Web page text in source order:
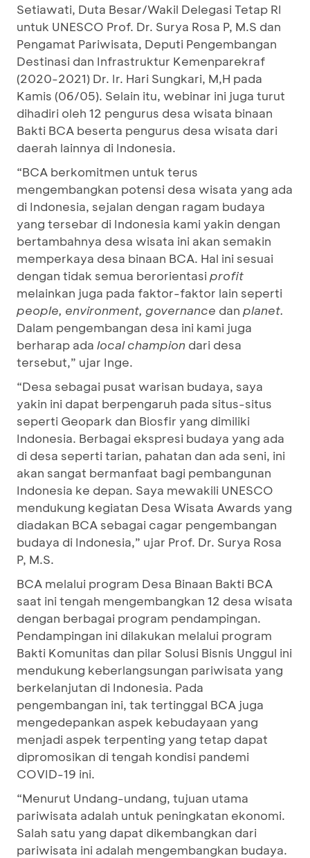
Setiawati, Duta Besar/Wakil Delegasi Tetap RI
untuk UNESCO Prof. Dr. Surya Rosa P, M.S dan
Pengamat Pariwisata, Deputi Pengembangan
Destinasi dan Infrastruktur Kemenparekraf
(2020-2021) Dr. Ir. Hari Sungkari, M,H pada
Kamis (06/05). Selain itu, webinar ini juga turut
dihadiri oleh 12 pengurus desa wisata binaan
Bakti BCA beserta pengurus desa wisata dari
daerah lainnya di Indonesia.
“BCA berkomitmen untuk terus
mengembangkan potensi desa wisata yang ada
di Indonesia, sejalan dengan ragam budaya
yang tersebar di Indonesia kami yakin dengan
bertambahnya desa wisata ini akan semakin
memperkaya desa binaan BCA. Hal ini sesuai
dengan tidak semua berorientasiprofit
melainkan juga pada faktor-faktor lain seperti
people, environment, governance dan planet.
Dalam pengembangan desa ini kami juga
berharap ada local champion dari desa
tersebut,” ujar Inge.
“Desa sebagai pusat warisan budaya, saya
yakin ini dapat berpengaruh pada situs-situs
seperti Geopark dan Biosfir yang dimiliki
Indonesia. Berbagai ekspresi budaya yang ada
di desa seperti tarian, pahatan dan ada seni, ini
akan sangat bermanfaat bagi pembangunan
Indonesia ke depan. Saya mewakili UNESCO
mendukung kegiatan Desa Wisata Awards yang
diadakan BCA sebagai cagar pengembangan
budaya di Indonesia,” ujar Prof. Dr. Surya Rosa
P, M.S.
BCA melalui program Desa Binaan Bakti BCA
saat ini tengah mengembangkan 12 desa wisata
dengan berbagai program pendampingan.
Pendampingan ini dilakukan melalui program
Bakti Komunitas dan pilar Solusi Bisnis Unggul ini
mendukung keberlangsungan pariwisata yang
berkelanjutan di Indonesia. Pada
pengembangan ini, tak tertinggal BCA juga
mengedepankan aspek kebudayaan yang
menjadi aspek terpenting yang tetap dapat
dipromosikan di tengah kondisi pandemi
COVID-19 ini.
“Menurut Undang-undang, tujuan utama
pariwisata adalah untuk peningkatan ekonomi.
Salah satu yang dapat dikembangkan dari
pariwisata ini adalah mengembangkan budaya.